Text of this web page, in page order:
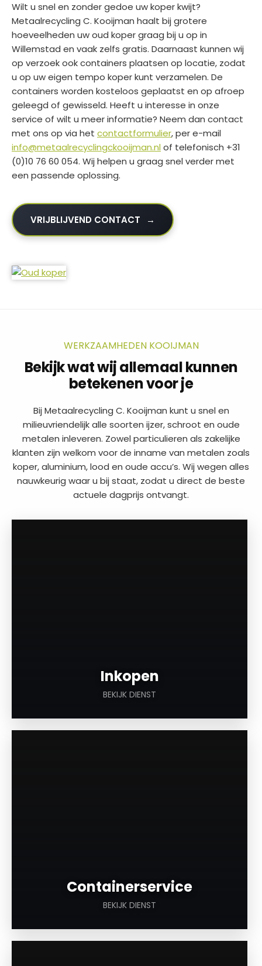
Wilt u snel en zonder gedoe uw koper kwijt?
Metaalrecycling C. Kooijman haalt bij grotere
hoeveelheden uw oud koper graag bij u op in
Willemstad en vaak zelfs gratis. Daarnaast kunnen wij
op verzoek ook containers plaatsen op locatie, zodat
u op uw eigen tempo koper kunt verzamelen. De
containers worden kosteloos geplaatst en op afroep
geleegd of gewisseld. Heeft u interesse in onze
service of wilt u meer informatie? Neem dan contact
met ons op via het contactformulier, per e-mail
info@metaalrecyclingckooijman.nl of telefonisch +31
(0)10 76 60 054. Wij helpen u graag snel verder met
een passende oplossing.
VRIJBLIJVEND CONTACT
WERKZAAMHEDEN KOOIJMAN
Bekijk wat wij allemaal kunnen
betekenen voor je
Bij Metaalrecycling C. Kooijman kunt u snel en
milieuvriendelijk alle soorten ijzer, schroot en oude
metalen inleveren. Zowel particulieren als zakelijke
klanten zijn welkom voor de inname van metalen zoals
koper, aluminium, lood en oude accu’s. Wij wegen alles
nauwkeurig waar u bij staat, zodat u direct de beste
actuele dagprijs ontvangt.
Inkopen
BEKIJK DIENST
Containerservice
BEKIJK DIENST